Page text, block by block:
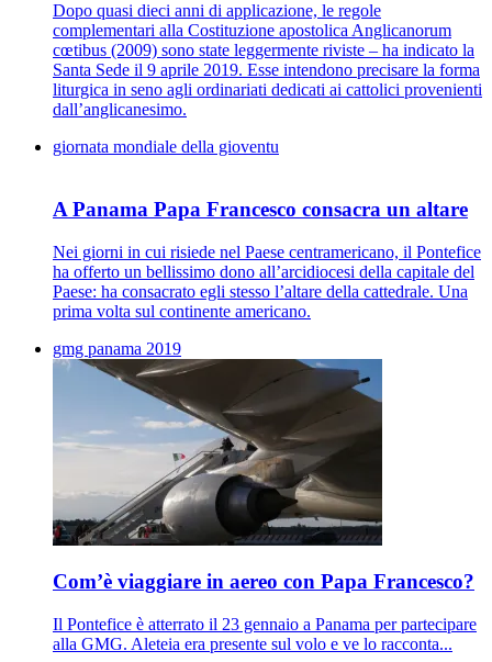
Dopo quasi dieci anni di applicazione, le regole
complementari alla Costituzione apostolica Anglicanorum
cœtibus (2009) sono state leggermente riviste – ha indicato la
Santa Sede il 9 aprile 2019. Esse intendono precisare la forma
liturgica in seno agli ordinariati dedicati ai cattolici provenienti
dall’anglicanesimo.
giornata mondiale della gioventu
A Panama Papa Francesco consacra un altare
Nei giorni in cui risiede nel Paese centramericano, il Pontefice
ha offerto un bellissimo dono all’arcidiocesi della capitale del
Paese: ha consacrato egli stesso l’altare della cattedrale. Una
prima volta sul continente americano.
gmg panama 2019
Com’è viaggiare in aereo con Papa Francesco?
Il Pontefice è atterrato il 23 gennaio a Panama per partecipare
alla GMG. Aleteia era presente sul volo e ve lo racconta...